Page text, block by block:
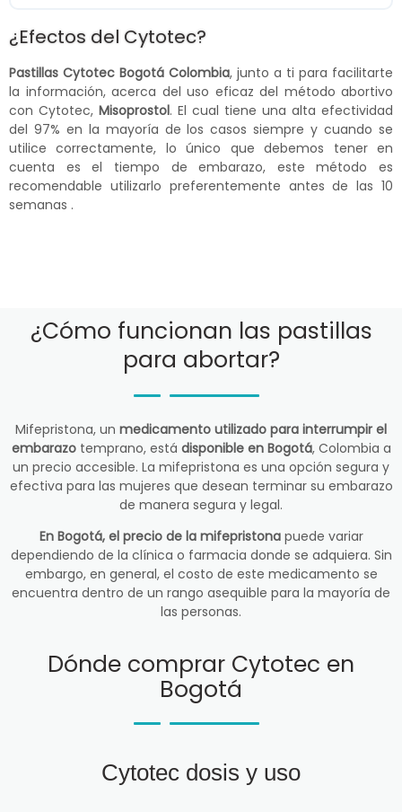
¿Efectos del Cytotec?
Pastillas Cytotec Bogotá Colombia, junto a ti para facilitarte
la información, acerca del uso eficaz del método abortivo
con Cytotec, Misoprostol. El cual tiene una alta efectividad
del 97% en la mayoría de los casos siempre y cuando se
utilice correctamente, lo único que debemos tener en
cuenta es el tiempo de embarazo, este método es
recomendable utilizarlo preferentemente antes de las 10
semanas .
¿Cómo funcionan las pastillas
para abortar?
Mifepristona, un medicamento utilizado para interrumpir el
embarazotemprano, está disponible en Bogotá, Colombia a
un precio accesible. La mifepristona es una opción segura y
efectiva para las mujeres que desean terminar su embarazo
de manera segura y legal.
En Bogotá, el precio de la mifepristonapuede variar
dependiendo de la clínica o farmacia donde se adquiera. Sin
embargo, en general, el costo de este medicamento se
encuentra dentro de un rango asequible para la mayoría de
las personas.
Dónde comprar Cytotec en
Bogotá
Cytotec dosis y uso